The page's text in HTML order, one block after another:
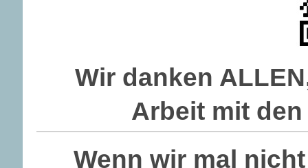
Wir danken
Arbeit mit
Wenn wir mal